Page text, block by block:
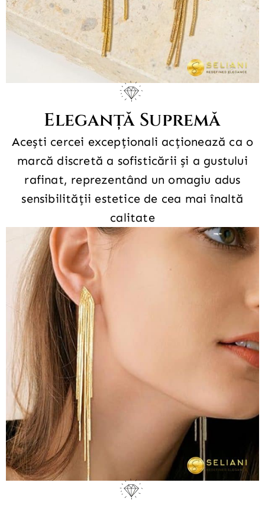
Eleganță Supremă
Acești cercei excepționali acționează ca o
marcă discretă a sofisticării și a gustului
rafinat, reprezentând un omagiu adus
sensibilității estetice de cea mai înaltă
calitate